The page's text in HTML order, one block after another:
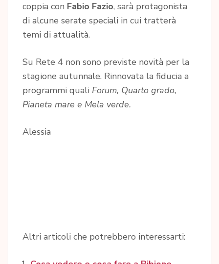
coppia con Fabio Fazio, sarà protagonista
di alcune serate speciali in cui tratterà
temi di attualità.
Su Rete 4 non sono previste novità per la
stagione autunnale. Rinnovata la fiducia a
programmi quali Forum, Quarto grado,
Pianeta mare e Mela verde.
Alessia
Altri articoli che potrebbero interessarti: